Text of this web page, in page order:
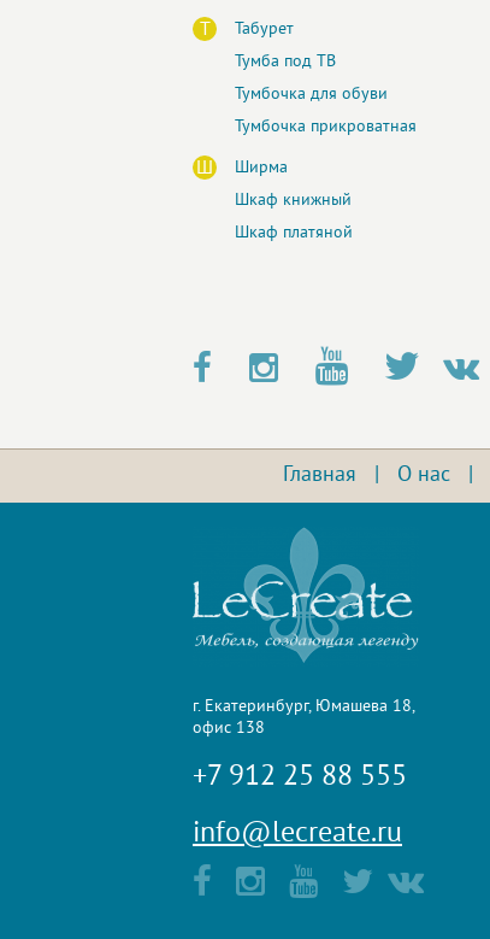
Т
Табурет
Тумба под ТВ
Тумбочка для обуви
Тумбочка прикроватная
Ш
Ширма
Шкаф книжный
Шкаф платяной
Главная О нас
г. Екатеринбург, Юмашева 18,
офис 138
+7 912 25 88 555
info@lecreate.ru